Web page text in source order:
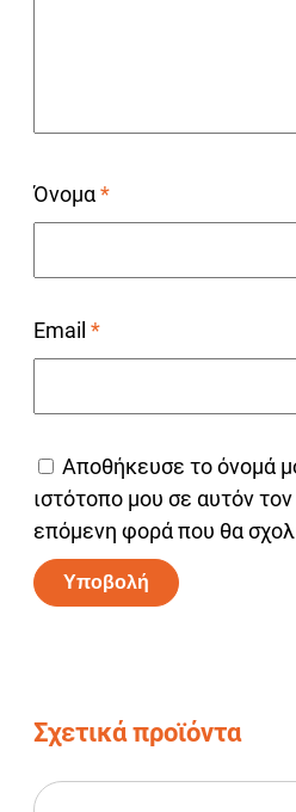
Όνομα*
Email *
Αποθήκευσε το όνομά
ιστότοπο μου σε αυτόν
επόμενη φορά που θα
Σχετικά προϊόντα